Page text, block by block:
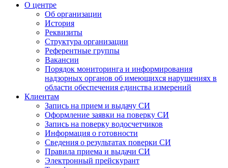
О центре
Об организации
История
Реквизиты
Структура организации
Референтные группы
Вакансии
Порядок мониторинга и информирования
надзорных органов об имеющихся нарушениях в
области обеспечения единства измерений
Клиентам
Запись на прием и выдачу СИ
Оформление заявки на поверку СИ
Запись на поверку водосчетчиков
Информация о готовности
Сведения о результатах поверки СИ
Правила приема и выдачи СИ
Электронный прейскурант